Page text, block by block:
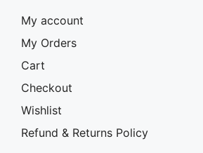
My account
My Orders
Cart
Checkout
Wishlist
Refund & Returns Policy